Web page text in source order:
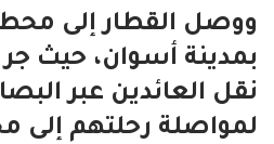
ووصل القطار إلى
بمدينة أسوان، حيث
نقل العائدين عبر
لمواصلة رحلتهم إلى